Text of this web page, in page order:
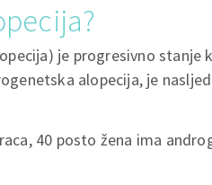
je progresivno
alopecija, je
40 posto žena ima